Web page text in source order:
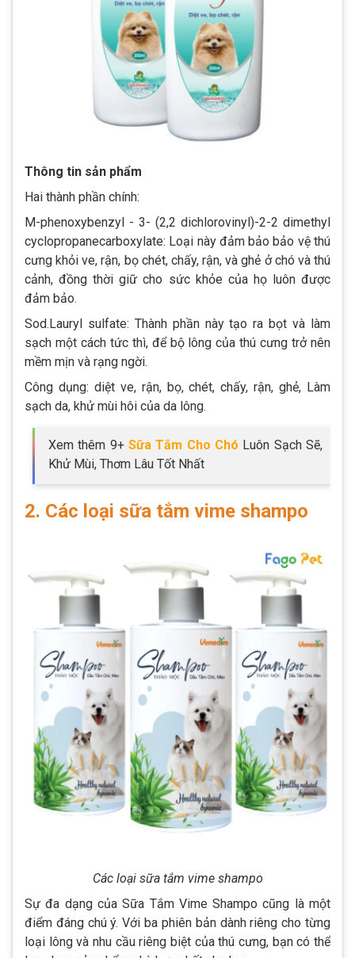
Thông tin sản phẩm
Hai thành phần chính:
M-phenoxybenzyl - 3- (2,2 dichlorovinyl)-2-2 dimethyl
cyclopropanecarboxylate: Loại này đảm bảo bảo vệ thú
cưng khỏi ve, rận, bọ chét, chấy, rận, và ghẻ ở chó và thú
cảnh, đồng thời giữ cho sức khỏe của họ luôn được
đảm bảo.
Sod.Lauryl sulfate: Thành phần này tạo ra bọt và làm
sạch một cách tức thì, để bộ lông của thú cưng trở nên
mềm mịn và rạng ngời.
Công dụng: diệt ve, rận, bọ, chét, chấy, rận, ghẻ, Làm
sạch da, khử mùi hôi của da lông.
Xem thêm 9+ Sữa Tắm Cho Chó Luôn Sạch Sẽ,
Khử Mùi, Thơm Lâu Tốt Nhất
2. Các loại sữa tắm vime shampo
Các loại sữa tắm vime shampo
Sự đa dạng của Sữa Tắm Vime Shampo cũng là một
điểm đáng chú ý. Với ba phiên bản dành riêng cho từng
loại lông và nhu cầu riêng biệt của thú cưng, bạn có thể